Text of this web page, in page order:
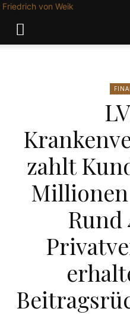
Friedrich von Weik
zahlt
Rund